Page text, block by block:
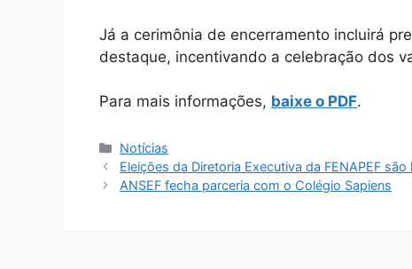
Já a cerimônia de encerramento incluirá
destaque, incentivando a celebração dos
Para mais informações, baixe o PDF.
Categorias
Notícias
Eleições da Diretoria Executiva da FENAPEF
ANSEF fecha parceria com o Colégio Sapiens